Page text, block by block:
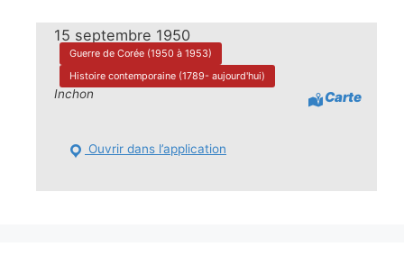
15 septembre 1950
Guerre de Corée (1950 à 1953)
Histoire contemporaine (1789- aujourd'hui)
Inchon Carte
Ouvrir dans l’application